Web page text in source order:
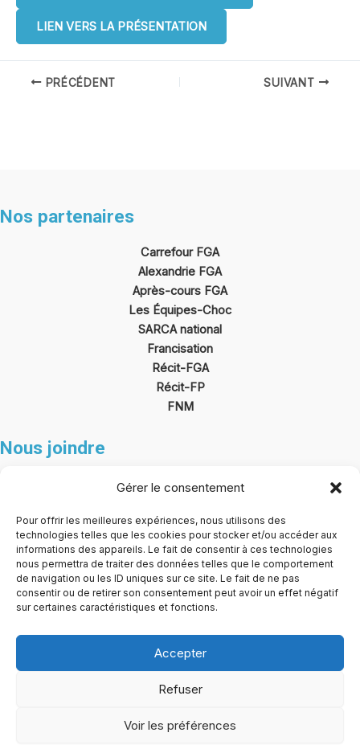
Gérer le consentement
Pour offrir les meilleures expériences, nous utilisons des
technologies telles que les cookies pour stocker et/ou accéder aux
informations des appareils. Le fait de consentir à ces technologies
nous permettra de traiter des données telles que le comportement
de navigation ou les ID uniques sur ce site. Le fait de ne pas
consentir ou de retirer son consentement peut avoir un effet négatif
sur certaines caractéristiques et fonctions.
Accepter
Refuser
Voir les préférences
LIEN VERS LA PRÉSENTATION
Navigation
PRÉCÉDENT SUIVANT
Nos partenaires
Carrefour FGA
Alexandrie FGA
Après-cours FGA
Les Équipes-Choc
SARCA national
Francisation
Récit-FGA
Récit-FP
FNM
Nous joindre
SEC@CarrefourFGAFP.ca
430, boul. Arthur-Sauvé
Saint-Eustache (Québec)
J7R 6V6